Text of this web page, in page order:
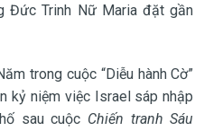
Đức Trinh Nữ Maria đặt gần
trong cuộc “Diễu hành Cờ”
kỷ niệm việc Israel sáp nhập
sau cuộc Chiến tranh Sáu